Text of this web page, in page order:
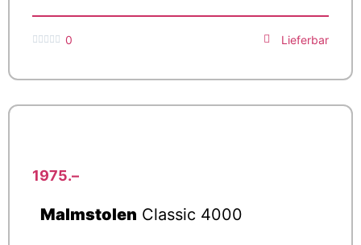
0
     Lieferbar
1975.–
Malmstolen Classic 4000